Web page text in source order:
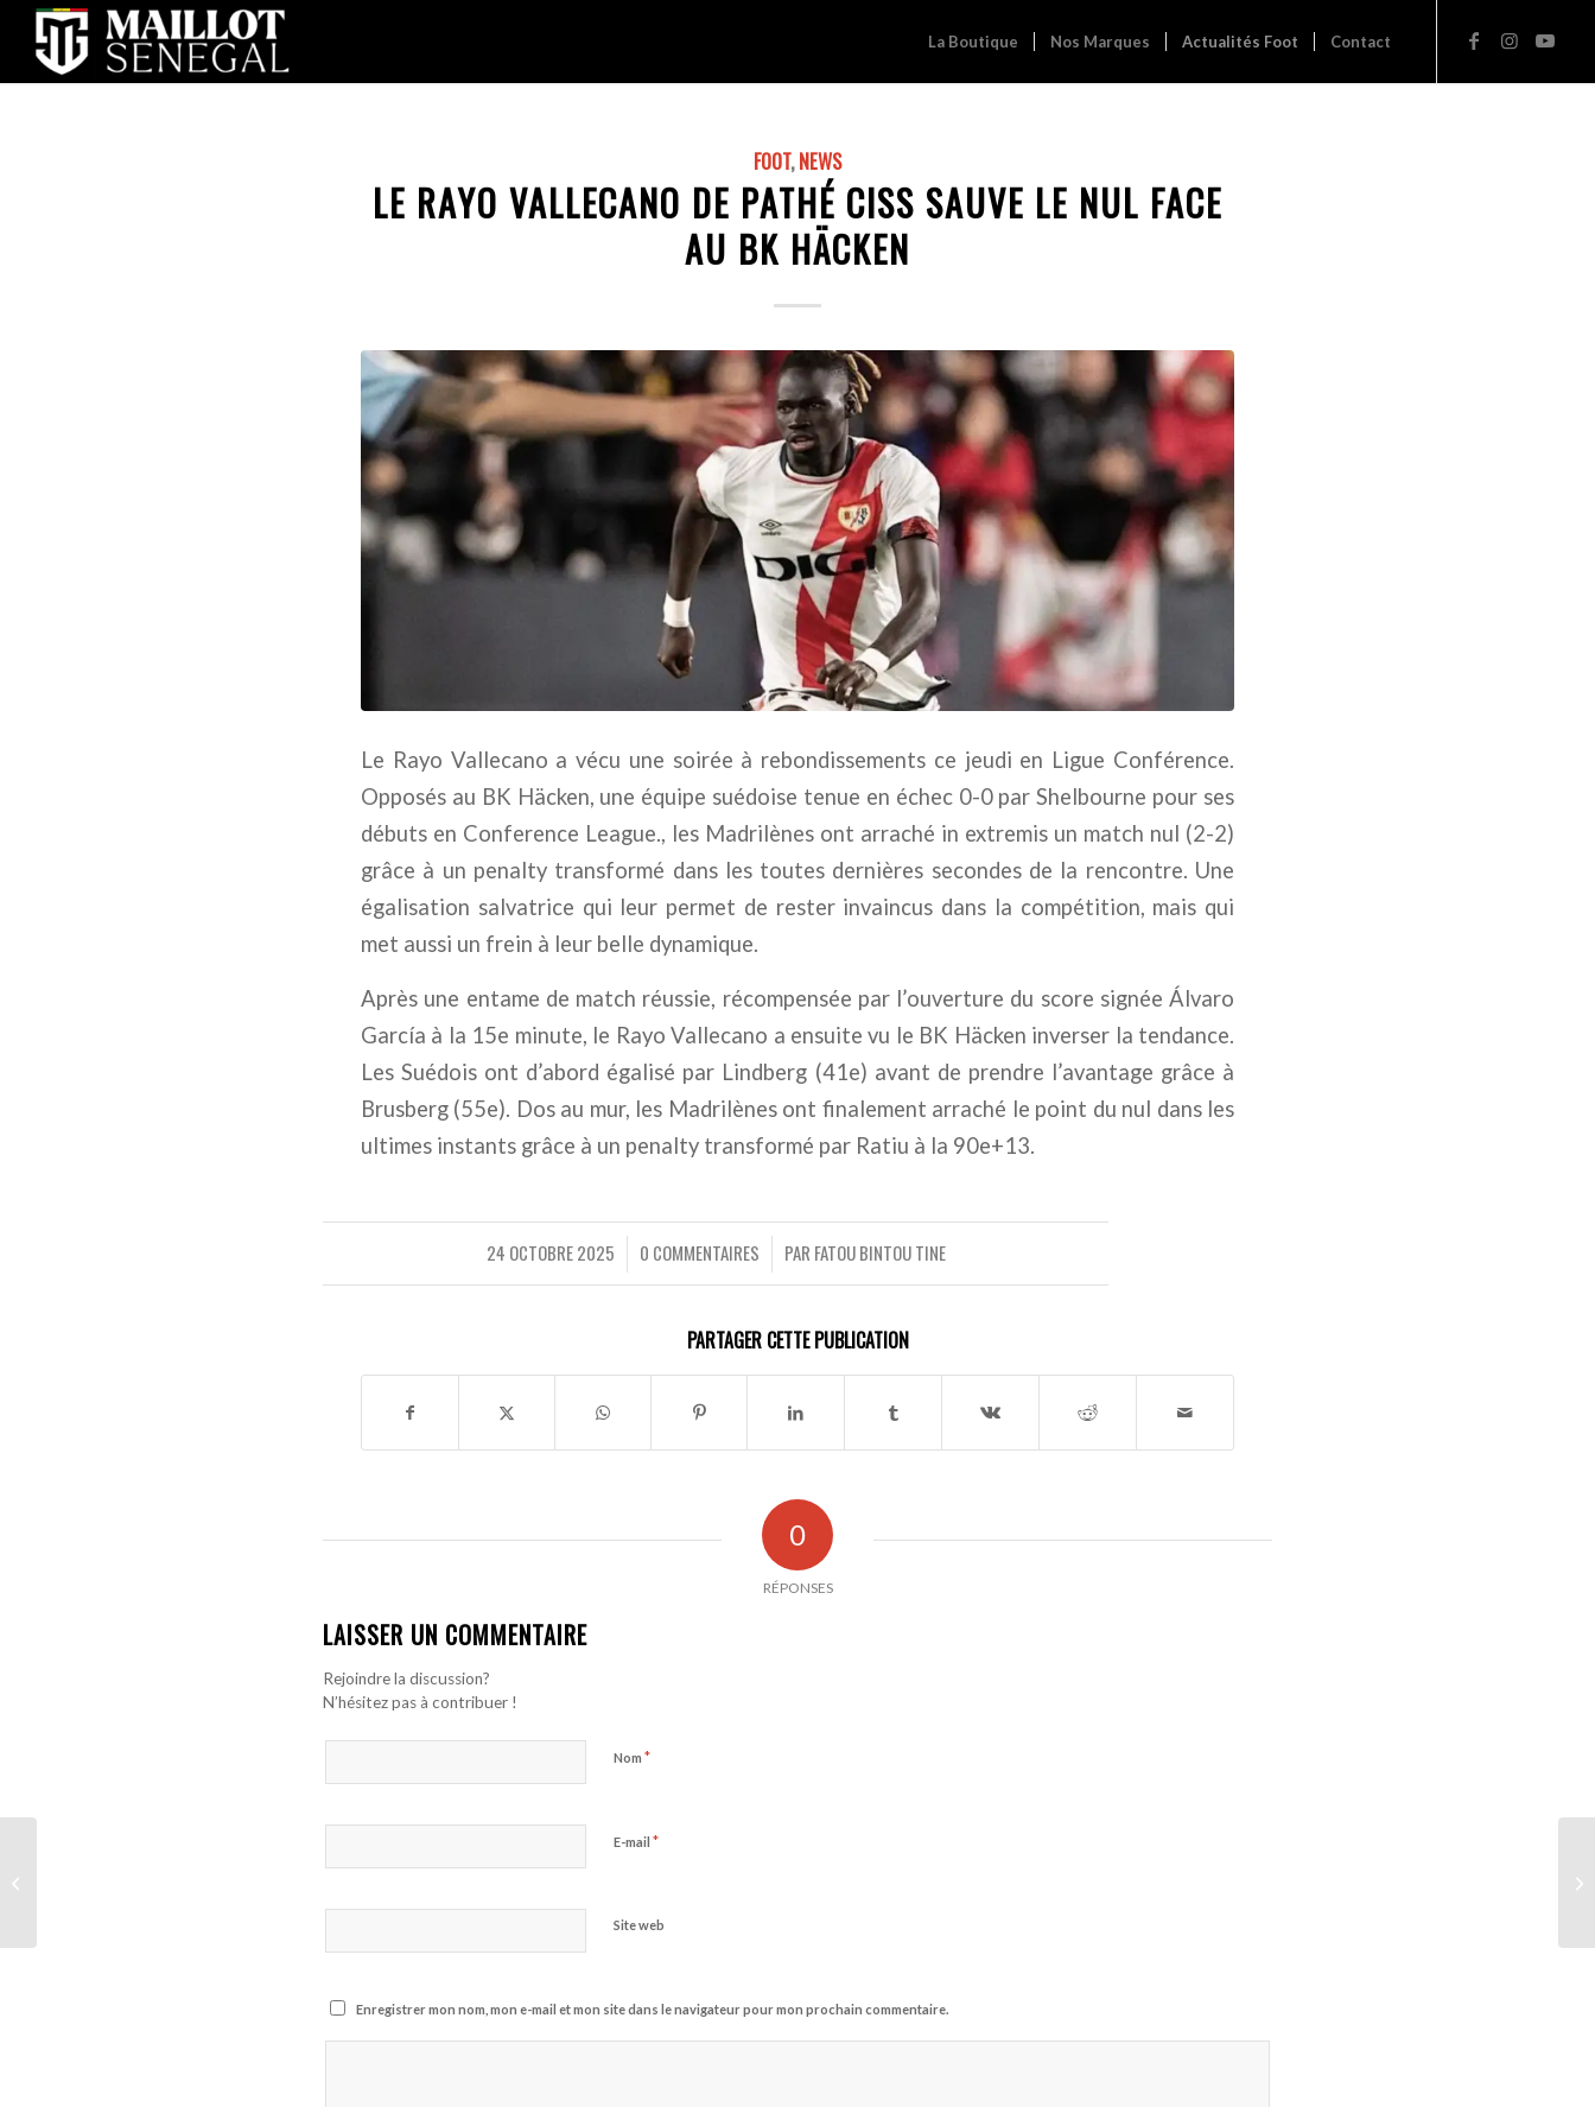
La Boutique Nos Marques Actualités Foot Contact
FOOT,NEWS
LE RAYO VALLECANO DE PATHÉ CISS SAUVE LE NUL FACE
AU BK HÄCKEN
Le Rayo Vallecano a vécu une soirée à rebondissements ce jeudi en Ligue Conférence.
Opposés au BK Häcken, une équipe suédoise tenue en échec 0-0 par Shelbourne pour ses
débuts en Conference League., les Madrilènes ont arraché in extremis un match nul (2-2)
grâce à un penalty transformé dans les toutes dernières secondes de la rencontre. Une
égalisation salvatrice qui leur permet de rester invaincus dans la compétition, mais qui
met aussi un frein à leur belle dynamique.
Après une entame de match réussie, récompensée par l’ouverture du score signée Álvaro
García à la 15e minute, le Rayo Vallecano a ensuite vu le BK Häcken inverser la tendance.
Les Suédois ont d’abord égalisé par Lindberg (41e) avant de prendre l’avantage grâce à
Brusberg (55e). Dos au mur, les Madrilènes ont finalement arraché le point du nul dans les
ultimes instants grâce à un penalty transformé par Ratiu à la 90e+13.
24 OCTOBRE 2025
/ 0 COMMENTAIRES
/ PAR FATOU BINTOU TINE
PARTAGER CETTE PUBLICATION
0
RÉPONSES
LAISSER UN COMMENTAIRE
Rejoindre la discussion?
N’hésitez pas à contribuer !
Nom *
E-mail *
Site web
Enregistrer mon nom, mon e-mail et mon site dans le navigateur pour mon prochain commentaire.